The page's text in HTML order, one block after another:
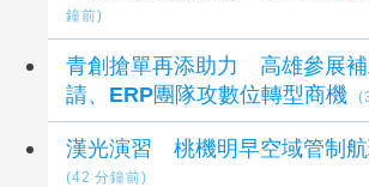
鐘前)
青創搶單再添助力 高雄參展補
請、ERP團隊攻數位轉型商機
漢光演習 桃機明早空域管制
(42 分鐘前)